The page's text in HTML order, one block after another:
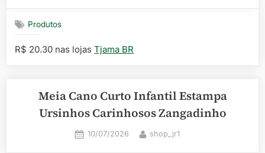
Produtos
R$ 20.30 nas lojas Tjama BR
Meia Cano Curto Infantil Estampa
Ursinhos Carinhosos Zangadinho
Posted
10/07/2026 By
shop_jr1